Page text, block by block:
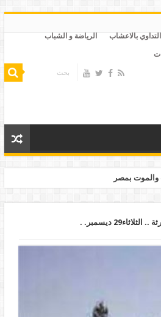
التداوي بالاعشاب الرياضة و الشباب
والموت بمصر
توقيع السيسي وثيقة بيع النيل لإثيوبيا بالخرطوم كارثة .. الثلاثاء29 ديسمبر. .